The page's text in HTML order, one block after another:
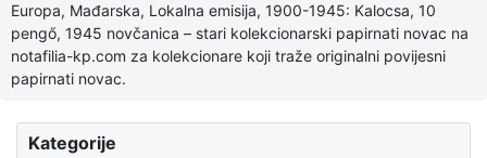
Kategorije
Europa, Mađarska, Lokalna emisija, 1900-1945: Kalocsa, 10
pengő, 1945 novčanica – stari kolekcionarski papirnati novac na
notafilia-kp.com za kolekcionare koji traže originalni povijesni
papirnati novac.